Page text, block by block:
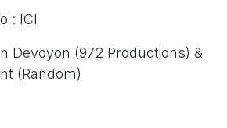
: ICI
Devoyon (972 Productions) &
(Random)